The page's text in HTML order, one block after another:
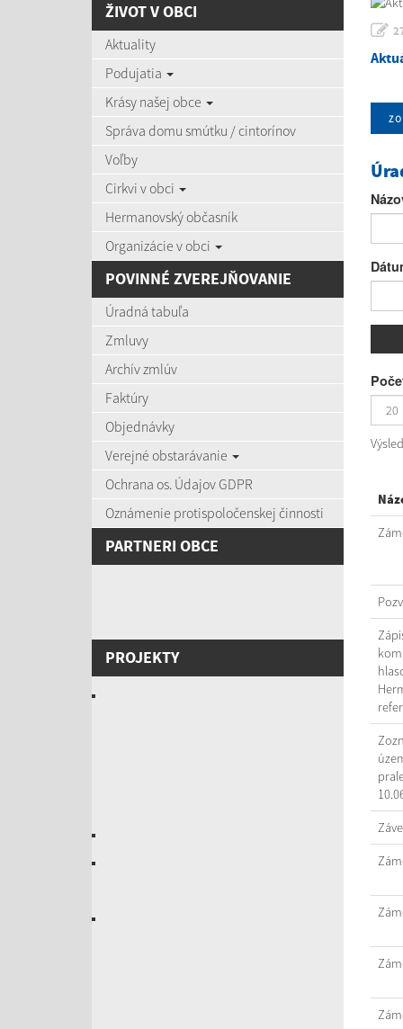
ŽIVOT V OBCI
Aktuality
Podujatia
Krásy našej obce
Správa domu smútku / cintorínov
Voľby
Cirkvi v obci
Hermanovský občasník
Organizácie v obci
POVINNÉ ZVEREJŇOVANIE
Úradná tabuľa
Zmluvy
Archív zmlúv
Faktúry
Objednávky
Verejné obstarávanie
Ochrana os. Údajov GDPR
Oznámenie protispoločenskej činnosti
PARTNERI OBCE
PROJEKTY